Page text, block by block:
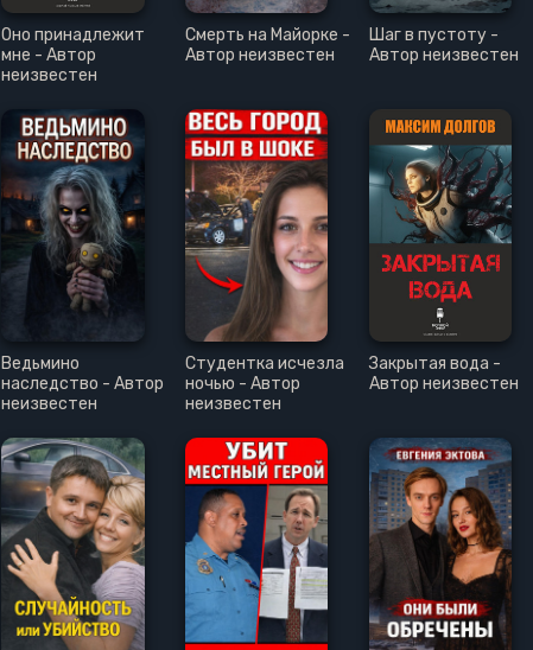
Оно принадлежит
мне - Автор
неизвестен
Смерть на Майорке -
Автор неизвестен
Шаг в пустоту -
Автор неизвестен
Ведьмино
наследство - Автор
неизвестен
Студентка исчезла
ночью - Автор
неизвестен
Закрытая вода -
Автор неизвестен